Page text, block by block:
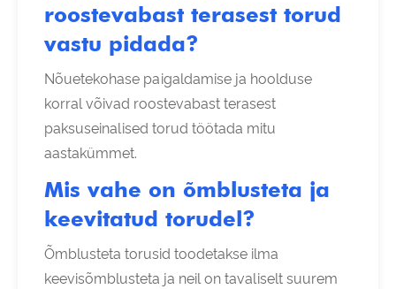
roostevabast terasest torud
vastu pidada?
Nõuetekohase paigaldamise ja hoolduse
korral võivad roostevabast terasest
paksuseinalised torud töötada mitu
aastakümmet.
Mis vahe on õmblusteta ja
keevitatud torudel?
Õmblusteta torusid toodetakse ilma
keevisõmblusteta ja neil on tavaliselt suurem